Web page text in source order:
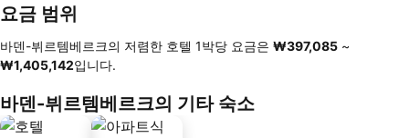
요금 범위
바덴-뷔르템베르크의 저렴한 호텔 1박당 요금은 ‎₩397,085 ~
‎₩1,405,142입니다.
바덴-뷔르템베르크의 기타 숙소